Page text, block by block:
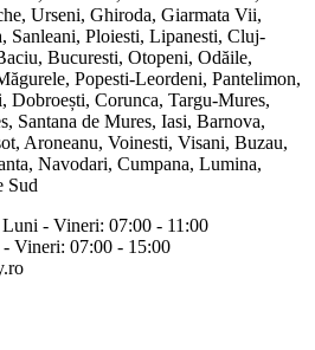
Urseni, Ghiroda, Giarmata Vii,
Sanleani, Ploiesti, Lipanesti, Cluj-
Bucuresti, Otopeni, Odăile,
Popesti-Leordeni, Pantelimon,
Dobroești, Corunca, Targu-Mures,
Santana de Mures, Iasi, Barnova,
Aroneanu, Voinesti, Visani, Buzau,
Navodari, Cumpana, Lumina,
Sud
Luni - Vineri: 07:00 - 11:00
Vineri: 07:00 - 15:00